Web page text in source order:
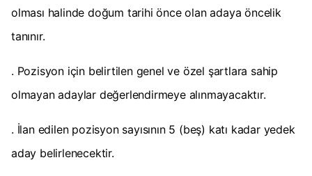
olması halinde doğum tarihi önce olan adaya öncelik
tanınır.
. Pozisyon için belirtilen genel ve özel şartlara sahip
olmayan adaylar değerlendirmeye alınmayacaktır.
. İlan edilen pozisyon sayısının 5 (beş) katı kadar yedek
aday belirlenecektir.